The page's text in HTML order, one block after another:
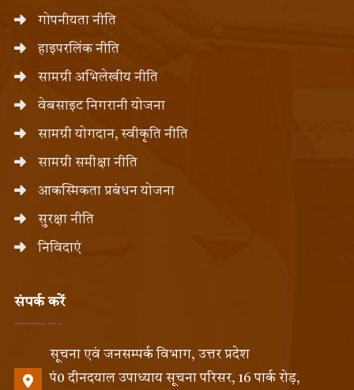
गोपनीयता नीति
हाइपरलिंक नीति
सामग्री अभिलेखीय नीति
वेबसाइट निगरानी योजना
सामग्री योगदान, स्वीकृति नीति
सामग्री समीक्षा नीति
आकस्मिकता प्रबंधन योजना
सुरक्षा नीति
निविदाएं
संपर्क करें
सूचना एवं जनसम्पर्क विभाग, उत्तर प्रदेश
पं0 दीनदयाल उपाध्याय सूचना परिसर, 16 पार्क रोड़,